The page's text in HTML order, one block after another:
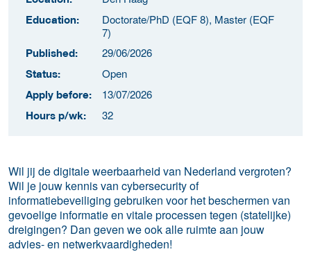
Education:
Doctorate/PhD (EQF 8), Master (EQF
7)
Published: 29/06/2026
Status: Open
Apply before: 13/07/2026
Hours p/wk: 32
Wil jij de digitale weerbaarheid van Nederland vergroten?
Wil je jouw kennis van cybersecurity of
informatiebeveiliging gebruiken voor het beschermen van
gevoelige informatie en vitale processen tegen (statelijke)
dreigingen? Dan geven we ook alle ruimte aan jouw
advies- en netwerkvaardigheden!